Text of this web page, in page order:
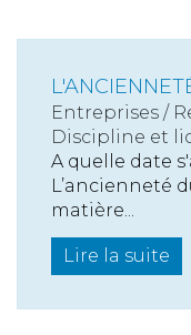
Entreprises /
Discipline et
A quelle date
L’ancienneté
matière...
Lire la suite